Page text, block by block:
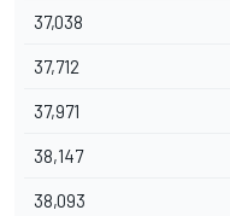
37,038
37,712
37,971
38,147
38,093